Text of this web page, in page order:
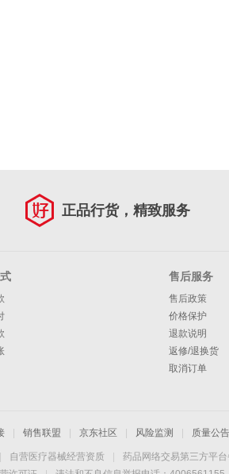
正品行货，精致服务
售后服务
售后政策
价格保护
退款说明
返修/退换货
取消订单
销售联盟 京东社区 风险监测 质量公告
自营医疗器械经营资质 药品网络交易第三方平